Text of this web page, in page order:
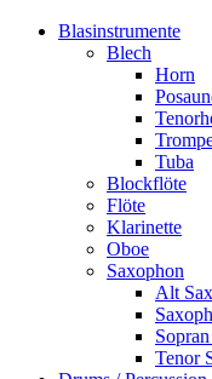
Blasinstrumente
Blech
Horn
Tuba
Blockflöte
Flöte
Klarinette
Oboe
Saxophon
Alt
Tenor